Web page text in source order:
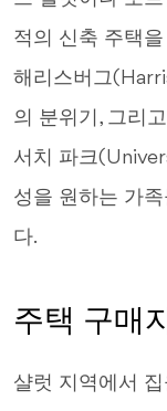
적의 신축 주택
해리스버그
의 분위기, 그리
서치 파크
성을 원하는 가
다.
주택 구매
샬럿 지역에서